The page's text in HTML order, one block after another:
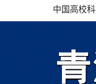
中国高校